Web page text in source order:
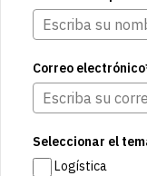
Correo
Seleccionar el
Logística